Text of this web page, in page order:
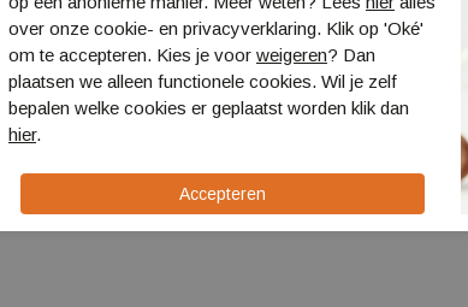
Fallkniven Whetstone
25x75mm Diamond/Cerami
FK DC3
€ 17,95
over onze cookie- en privacyverklaring. Klik op 'Oké'
om te accepteren. Kies je voor weigeren? Dan
plaatsen we alleen functionele cookies. Wil je zelf
bepalen welke cookies er geplaatst worden klik dan
hier.